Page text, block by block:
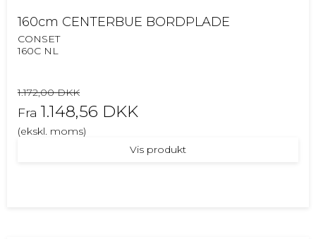
160cm CENTERBUE BORDPLADE
CONSET
160C NL
1.172,00 DKK
Fra 1.148,56 DKK
(ekskl. moms)
Vis produkt